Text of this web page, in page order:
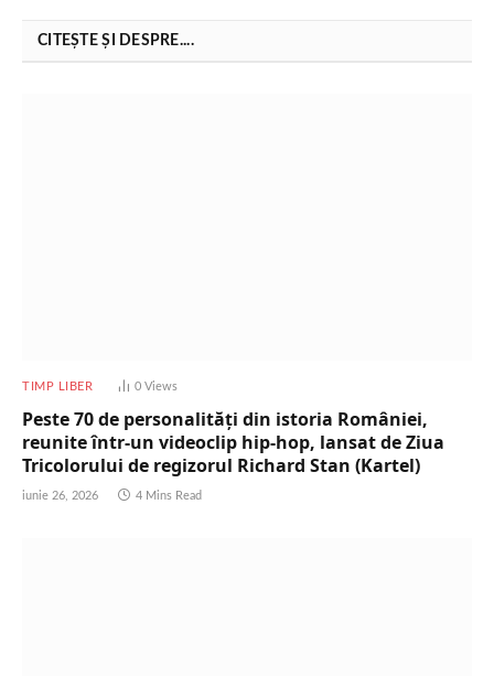
CITEȘTE ȘI DESPRE....
TIMP LIBER 0 Views
Peste 70 de personalități din istoria României,
reunite într-un videoclip hip-hop, lansat de Ziua
Tricolorului de regizorul Richard Stan (Kartel)
iunie 26, 2026 4 Mins Read